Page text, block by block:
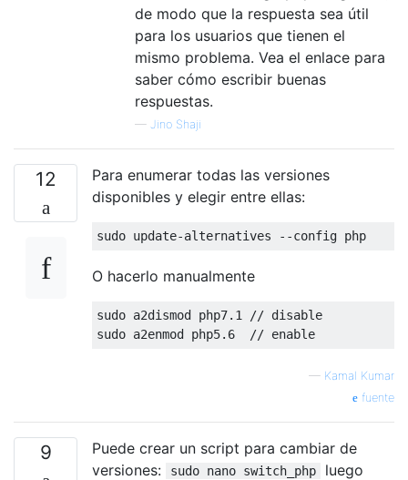
de modo que la respuesta sea útil
para los usuarios que tienen el
mismo problema. Vea el enlace para
saber cómo escribir buenas
respuestas.
— Jino Shaji
12
Para enumerar todas las versiones
disponibles y elegir entre ellas:
O hacerlo manualmente
sudo a2dismod php7.1
// disable
sudo a2enmod php5.6 // enable
— Kamal Kumar
fuente
9
Puede crear un script para cambiar de
versiones:
sudo nano switch_php
luego